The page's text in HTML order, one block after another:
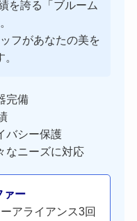
を誇る「ブルーム
フがあなたの美を
完備
バシー保護
なニーズに対応
ァー
アライアンス3回